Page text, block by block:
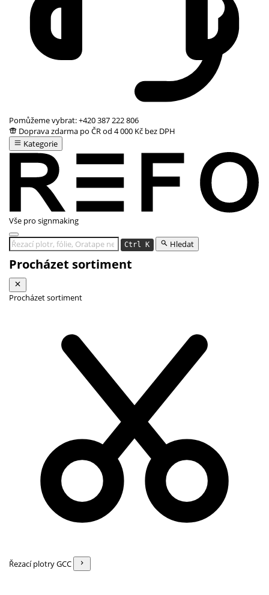
Pomůžeme vybrat:+420 387 222 806
Doprava zdarma po ČR od 4 000 Kč bez DPH
Kategorie
Vše pro signmaking
Ctrl K Hledat
Procházet sortiment
Procházet sortiment
Řezací plotry GCC